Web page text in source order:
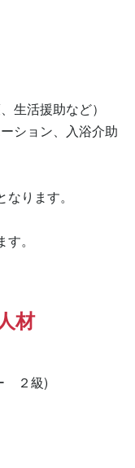
生活援助など）
ション、入浴介助
ります。
。
材
　２級)